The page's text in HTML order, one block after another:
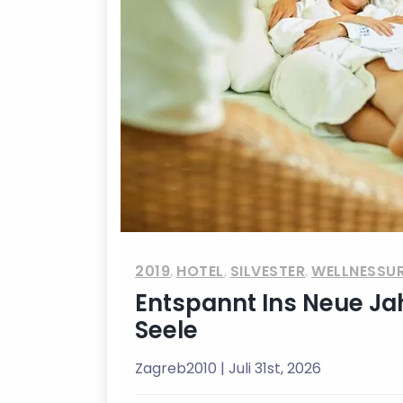
2019, HOTEL, SILVESTER,
Entspannt Ins Neue
Seele
Zagreb2010 | Juli 31st, 2026